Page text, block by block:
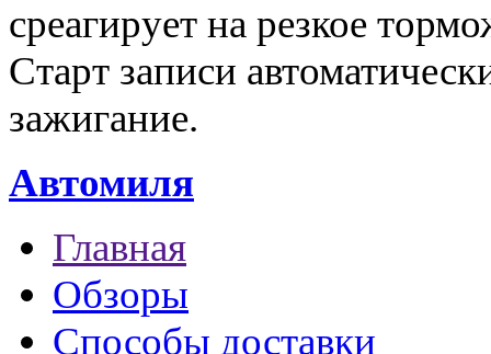
среагирует на резкое
Старт записи
зажигание.
Автомиля
Главная
Обзоры
Способы доставки